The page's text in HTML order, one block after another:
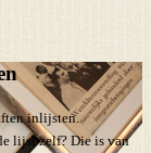
inlijsten.
lijst zelf? Die is van